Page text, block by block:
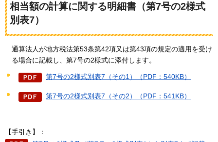
相当額の計算に関する明細書（第7号の2様式
別表7）
通算法人が地方税法第53条第42項又は第43項の規定の適用を受け
る場合に記載し、第7号の2様式に添付します。
第7号の2様式別表7（その1）（PDF：540KB）
第7号の2様式別表7（その2）（PDF：541KB）
【手引き】：